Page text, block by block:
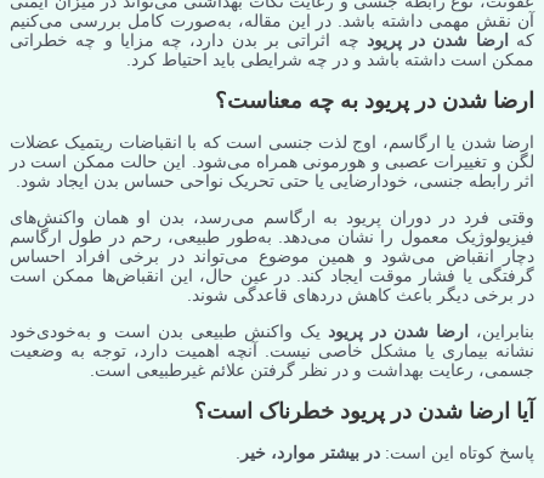
آن نقش مهمی داشته باشد. در این مقاله، به‌صورت کامل بررسی می‌کنیم
که
ارضا شدن در پریود چه اثراتی بر بدن دارد، چه مزایا و چه خطراتی
ممکن است داشته باشد و در چه شرایطی باید احتیاط کرد.
ارضا شدن در پریود به چه معناست؟
ارضا شدن یا ارگاسم، اوج لذت جنسی است که با انقباضات ریتمیک عضلات
لگن و تغییرات عصبی و هورمونی همراه می‌شود. این حالت ممکن است در
اثر رابطه جنسی، خودارضایی یا حتی تحریک نواحی حساس بدن ایجاد شود.
وقتی فرد در دوران پریود به ارگاسم می‌رسد، بدن او همان واکنش‌های
فیزیولوژیک معمول را نشان می‌دهد. به‌طور طبیعی، رحم در طول ارگاسم
دچار انقباض می‌شود و همین موضوع می‌تواند در برخی افراد احساس
گرفتگی یا فشار موقت ایجاد کند. در عین حال، این انقباض‌ها ممکن است
در برخی دیگر باعث کاهش دردهای قاعدگی شوند.
بنابراین،
ارضا شدن در پریود یک واکنش طبیعی بدن است و به‌خودی‌خود
نشانه بیماری یا مشکل خاصی نیست. آنچه اهمیت دارد، توجه به وضعیت
جسمی، رعایت بهداشت و در نظر گرفتن علائم غیرطبیعی است.
آیا ارضا شدن در پریود خطرناک است؟
پاسخ کوتاه این است: در بیشتر موارد، خیر